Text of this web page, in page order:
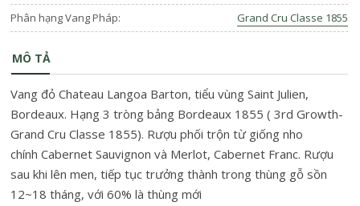
Phân hạng Vang Pháp:
Grand Cru Classe 1855
MÔ TẢ
Vang đỏ Chateau Langoa Barton, tiểu vùng Saint Julien,
Bordeaux. Hạng 3 tròng bảng Bordeaux 1855 ( 3rd Growth-
Grand Cru Classe 1855). Rượu phối trộn từ giống nho
chính Cabernet Sauvignon và Merlot, Cabernet Franc. Rượu
sau khi lên men, tiếp tục trưởng thành trong thùng gỗ sồn
12~18 tháng, với 60% là thùng mới